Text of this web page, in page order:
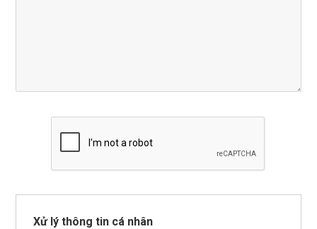
Xử lý thông tin cá nhân